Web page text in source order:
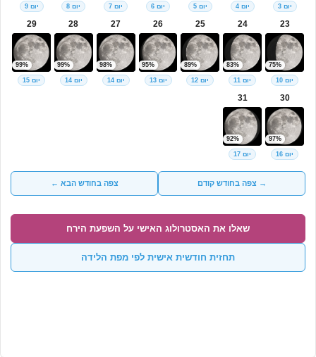
יום 3 יום 4 יום 5 יום 6 יום 7 יום 8 יום 9
23
75%
יום 10
24
83%
יום 11
25
89%
יום 12
26
95%
יום 13
27
98%
יום 14
28
99%
יום 14
29
99%
יום 15
30
97%
יום 16
31
92%
יום 17
→ צפה בחודש קודם צפה בחודש הבא ←
שאלו את האסטרולוג האישי על השפעת הירח
תחזית חודשית אישית לפי מפת הלידה